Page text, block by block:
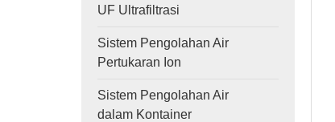
UF Ultrafiltrasi
Sistem Pengolahan Air
Pertukaran Ion
Sistem Pengolahan Air
dalam Kontainer